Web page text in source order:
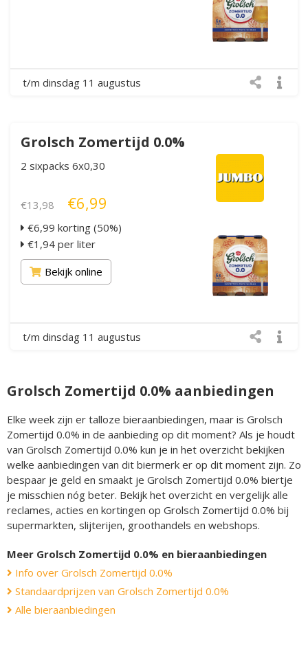
t/m dinsdag 11 augustus
Grolsch Zomertijd 0.0%
2 sixpacks 6x0,30
€13,98 €6,99
€6,99 korting (50%)
€1,94 per liter
Bekijk online
t/m dinsdag 11 augustus
Grolsch Zomertijd 0.0% aanbiedingen
Elke week zijn er talloze bieraanbiedingen, maar is Grolsch
Zomertijd 0.0% in de aanbieding op dit moment? Als je houdt
van Grolsch Zomertijd 0.0% kun je in het overzicht bekijken
welke aanbiedingen van dit biermerk er op dit moment zijn. Zo
bespaar je geld en smaakt je Grolsch Zomertijd 0.0% biertje
je misschien nóg beter. Bekijk het overzicht en vergelijk alle
reclames, acties en kortingen op Grolsch Zomertijd 0.0% bij
supermarkten, slijterijen, groothandels en webshops.
Meer Grolsch Zomertijd 0.0% en bieraanbiedingen
Info over Grolsch Zomertijd 0.0%
Standaardprijzen van Grolsch Zomertijd 0.0%
Alle bieraanbiedingen